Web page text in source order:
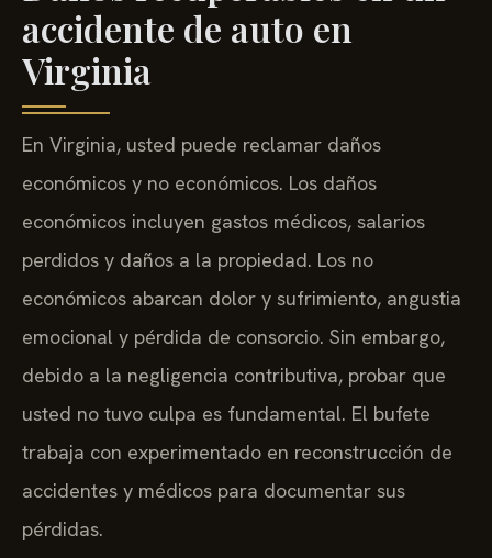
accidente de auto en
Virginia
En Virginia, usted puede reclamar daños
económicos y no económicos. Los daños
económicos incluyen gastos médicos, salarios
perdidos y daños a la propiedad. Los no
económicos abarcan dolor y sufrimiento, angustia
emocional y pérdida de consorcio. Sin embargo,
debido a la negligencia contributiva, probar que
usted no tuvo culpa es fundamental. El bufete
trabaja con experimentado en reconstrucción de
accidentes y médicos para documentar sus
pérdidas.